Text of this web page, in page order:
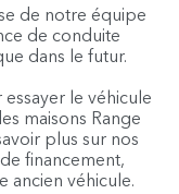
de notre équipe
de conduite
dans le futur.
le véhicule
maisons Range
plus sur nos
financement,
ancien véhicule.